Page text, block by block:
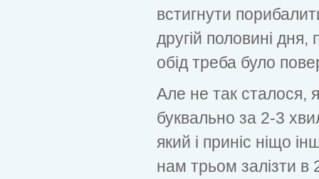
встигнути
другій половині дня,
обід треба було
Але не так сталося,
буквально за 2-3
який і приніс ніщо
нам трьом залізти в